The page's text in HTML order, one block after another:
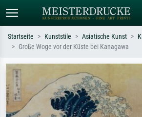
Suchen Sie nach Künstlern, Werktiteln
oder Stilen – z.B. Monet,
Sternennacht, Impressionismus, Welle
Hokusai, Akt.
Startseite Kunststile Asiatische Kunst
Große Woge vor der Küste bei Kanagawa